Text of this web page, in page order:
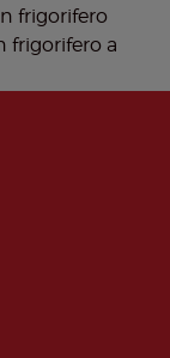
frigorifero
frigorifero a